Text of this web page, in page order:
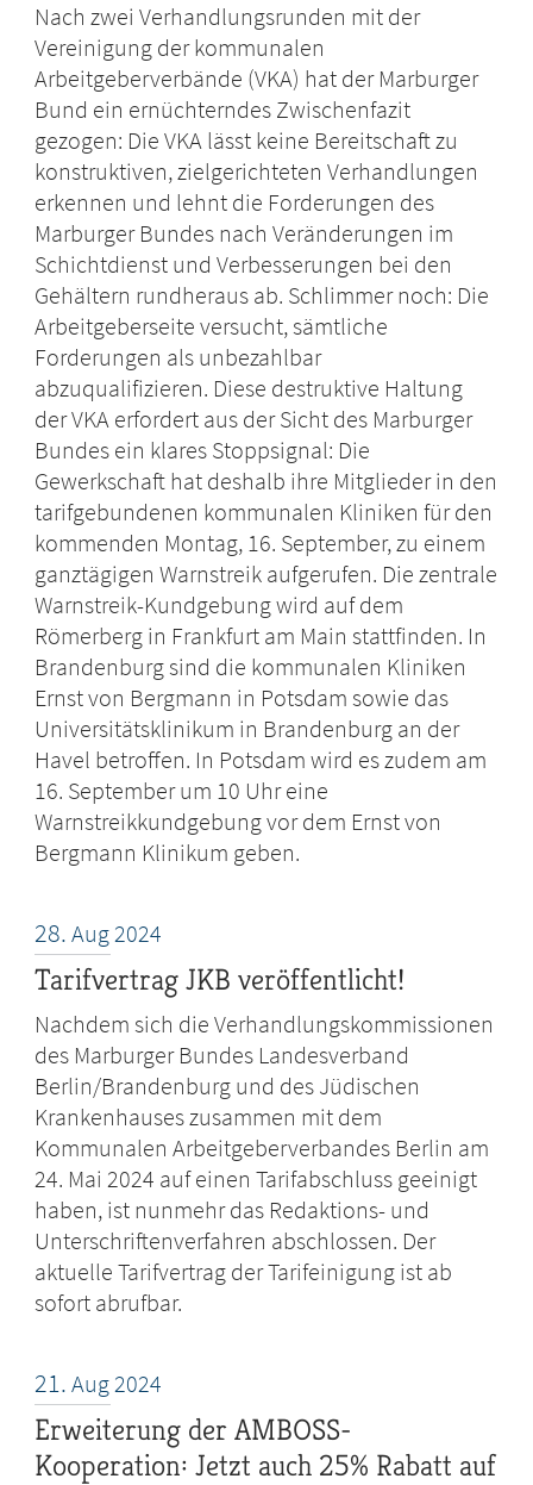
Nach zwei Verhandlungsrunden mit der
Vereinigung der kommunalen
Arbeitgeberverbände (VKA) hat der Marburger
Bund ein ernüchterndes Zwischenfazit
gezogen: Die VKA lässt keine Bereitschaft zu
konstruktiven, zielgerichteten Verhandlungen
erkennen und lehnt die Forderungen des
Marburger Bundes nach Veränderungen im
Schichtdienst und Verbesserungen bei den
Gehältern rundheraus ab. Schlimmer noch: Die
Arbeitgeberseite versucht, sämtliche
Forderungen als unbezahlbar
abzuqualifizieren. Diese destruktive Haltung
der VKA erfordert aus der Sicht des Marburger
Bundes ein klares Stoppsignal: Die
Gewerkschaft hat deshalb ihre Mitglieder in den
tarifgebundenen kommunalen Kliniken für den
kommenden Montag, 16. September, zu einem
ganztägigen Warnstreik aufgerufen. Die zentrale
Warnstreik-Kundgebung wird auf dem
Römerberg in Frankfurt am Main stattfinden. In
Brandenburg sind die kommunalen Kliniken
Ernst von Bergmann in Potsdam sowie das
Universitätsklinikum in Brandenburg an der
Havel betroffen. In Potsdam wird es zudem am
16. September um 10 Uhr eine
Warnstreikkundgebung vor dem Ernst von
Bergmann Klinikum geben.
28. Aug2024
Tarifvertrag JKB veröffentlicht!
Nachdem sich die Verhandlungskommissionen
des Marburger Bundes Landesverband
Berlin/Brandenburg und des Jüdischen
Krankenhauses zusammen mit dem
Kommunalen Arbeitgeberverbandes Berlin am
24. Mai 2024 auf einen Tarifabschluss geeinigt
haben, ist nunmehr das Redaktions- und
Unterschriftenverfahren abschlossen. Der
aktuelle Tarifvertrag der Tarifeinigung ist ab
sofort abrufbar.
21. Aug2024
Erweiterung der AMBOSS-
Kooperation: Jetzt auch 25% Rabatt auf